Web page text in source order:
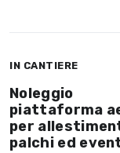
IN CANTIERE
Noleggio
piattaforma
per
palchi ed